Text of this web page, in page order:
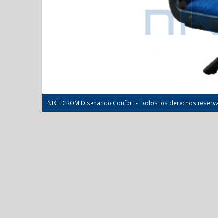
NIKELCROM Diseñando Confort - Todos los derechos